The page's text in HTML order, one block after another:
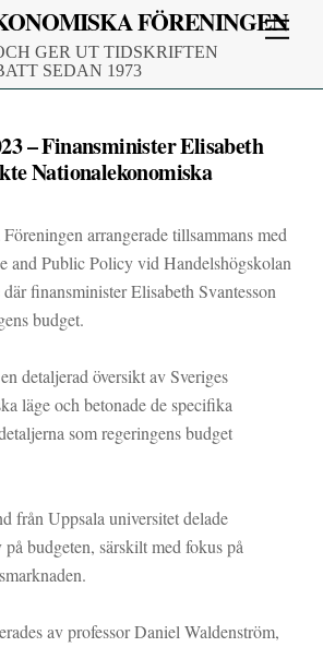
FÖRENINGEN
GER UT TIDSKRIFTEN
SEDAN 1973
– Finansminister Elisabeth
Nationalekonomiska
arrangerade tillsammans med
and Public Policy vidHandelshögskolan
där finansministerElisabeth Svantesson
budget.
detaljerad översikt av Sveriges
läge och betonade de specifika
som regeringens budget
frånUppsala universitetdelade
budgeten, särskilt med fokus på
av professor Daniel Waldenström,